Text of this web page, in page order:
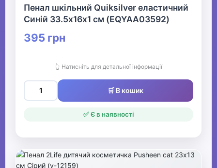
Пенал шкільний Quiksilver еластичний
Синій 33.5х16х1 см (EQYAA03592)
395 грн
👆 Натисніть для детальної інформації
🛒 В кошик
✅ Є в наявності